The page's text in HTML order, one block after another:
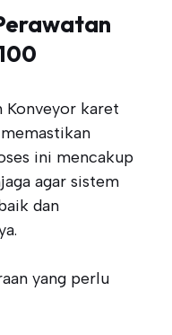
Konveyor karet
ini mencakup
agar sistem
dan
yang perlu